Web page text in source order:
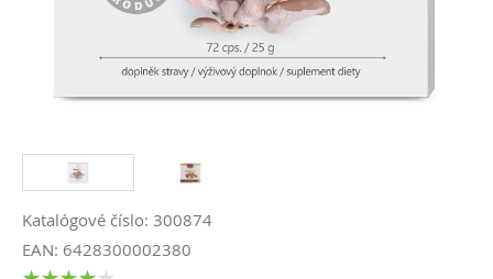
Katalógové číslo: 300874
EAN: 6428300002380